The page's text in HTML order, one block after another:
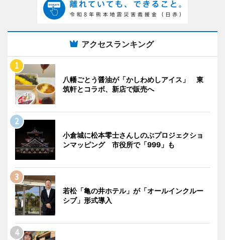
アクセスランキング
八幡ごとう醤油が「かしわめしアイス」 東
筑軒とコラボ、新店で販売へ
小倉城に松本零士さんしのぶプロジェクショ
ンマッピング 市役所で「999」も
若松「亀の井ホテル」が「オールインクルー
シブ」形式導入